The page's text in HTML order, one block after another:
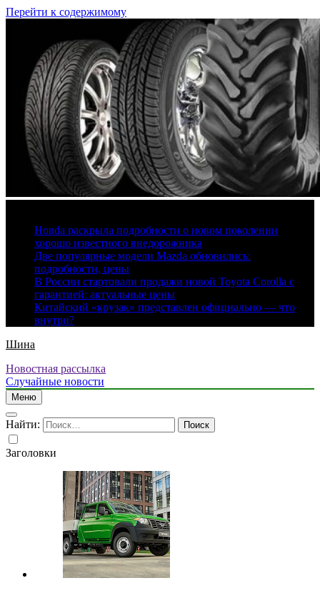
Перейти к содержимому
Honda раскрыла подробности о новом поколении
хорошо известного внедорожника
Две популярные модели Mazda обновились:
подробности, цены
В России стартовали продажи новой Toyota Corolla с
гарантией: актуальные цены
Китайский «крузак» представлен официально — что
внутри?
Шина
Новостная рассылка
Случайные новости
Меню
Найти:
Заголовки